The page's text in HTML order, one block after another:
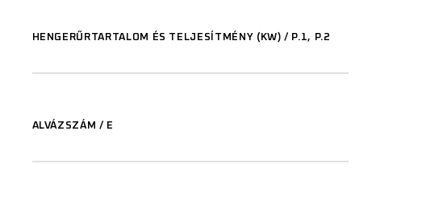
HENGERŰRTARTALOM ÉS TELJESÍTMÉNY (KW) / P.1, P.2
ALVÁZSZÁM / E